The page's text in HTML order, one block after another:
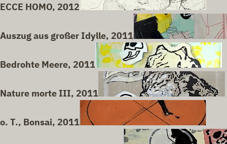
ECCE HOMO, 2012
Auszug aus großer Idylle, 2011
Bedrohte Meere, 2011
Nature morte III, 2011
o. T., Bonsai, 2011